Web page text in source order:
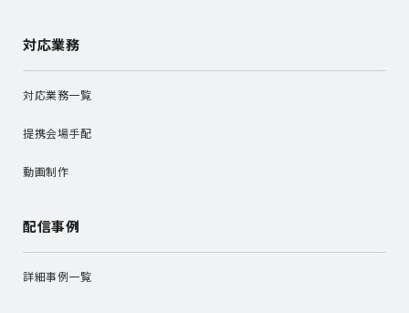
対応業務
対応業務一覧
提携会場手配
動画制作
配信事例
詳細事例一覧